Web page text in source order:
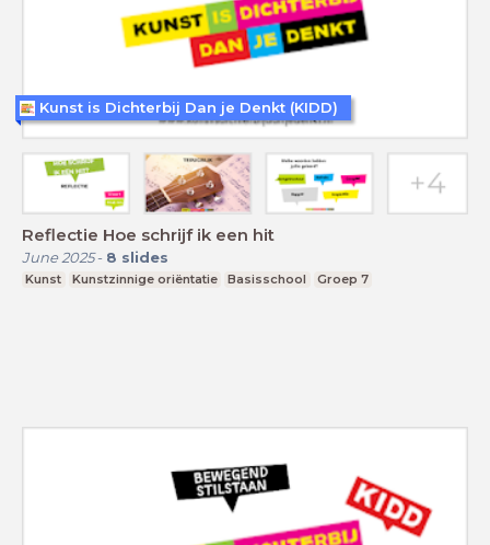
Reflectie Hoe schrijf ik een hit
June 2025- 8 slides
Kunst Kunstzinnige oriëntatie Basisschool Groep 7
Kunst is Dichterbij Dan je Denkt (KIDD)